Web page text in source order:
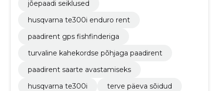
jõepaadi seiklused
husqvarna te300i enduro rent
paadirent gps fishfinderiga
turvaline kahekordse põhjaga paadirent
paadirent saarte avastamiseks
husqvarna te300i
terve päeva sõidud